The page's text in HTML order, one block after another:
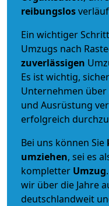
reibungslos
Ein wichtiger
Umzugs nach
zuverlässigen
Es ist wichtig,
Unternehmen
und Ausrüstung
erfolgreich
Bei uns können Sie
umziehen, sei es
kompletter Umzug
wir über die Jahre
deutschlandweit